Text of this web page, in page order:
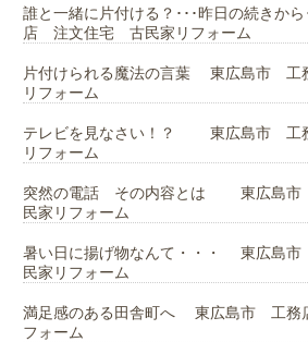
誰と一緒に片付ける？･･･昨日の続き
店 注文住宅 古民家リフォーム
片付けられる魔法の言葉 東広島市
リフォーム
テレビを見なさい！？ 東広島市 工
リフォーム
突然の電話 その内容とは 東広島
民家リフォーム
暑い日に揚げ物なんて・・・ 東広島
民家リフォーム
満足感のある田舎町へ 東広島市 工
フォーム